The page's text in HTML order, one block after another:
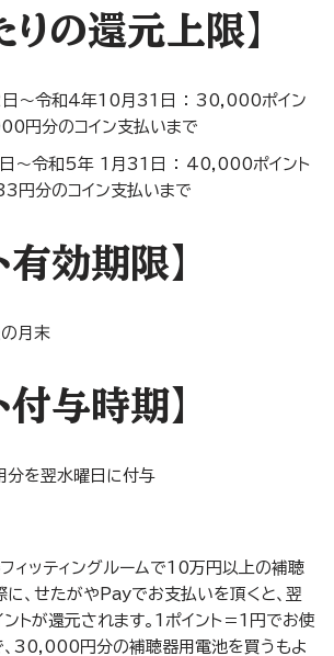
りの還元上限】
～令和4年10月31日 ： 30,000ポイン
円分のコイン支払いまで
～令和5年 1月31日 ： 40,000ポイント
分のコイン支払いまで
有効期限】
月末
付与時期】
分を翌水曜日に付与
ィッティングルームで10万円以上の補聴
、せたがやPayでお支払いを頂くと、翌
トが還元されます。1ポイント＝1円でお使
、30,000円分の補聴器用電池を買うもよ